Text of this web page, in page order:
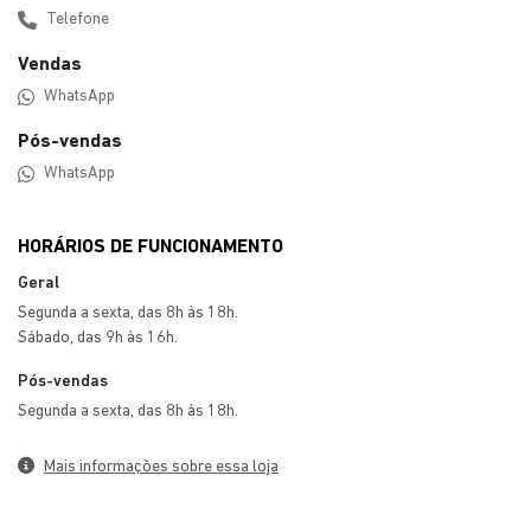
Telefone
Vendas
WhatsApp
Pós-vendas
WhatsApp
HORÁRIOS DE FUNCIONAMENTO
Geral
Segunda a sexta, das 8h às 18h.
Sábado, das 9h às 16h.
Pós-vendas
Segunda a sexta, das 8h às 18h.
Mais informações sobre essa loja